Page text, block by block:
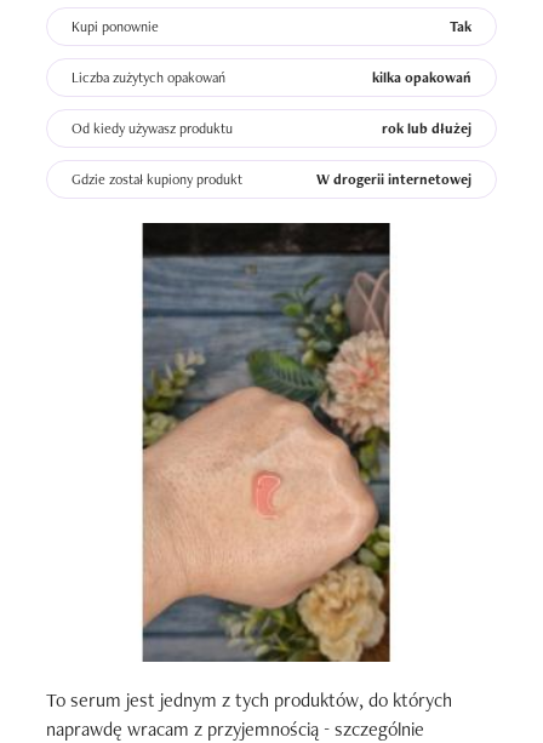
Kupi ponownie Tak
Liczba zużytych opakowań kilka opakowań
Od kiedy używasz produktu rok lub dłużej
Gdzie został kupiony produkt W drogerii internetowej
To serum jest jednym z tych produktów, do których
naprawdę wracam z przyjemnością - szczególnie